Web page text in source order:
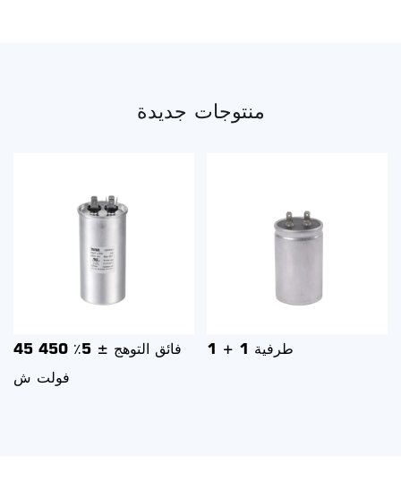
منتوجات جديدة
1 + 1 طرفية